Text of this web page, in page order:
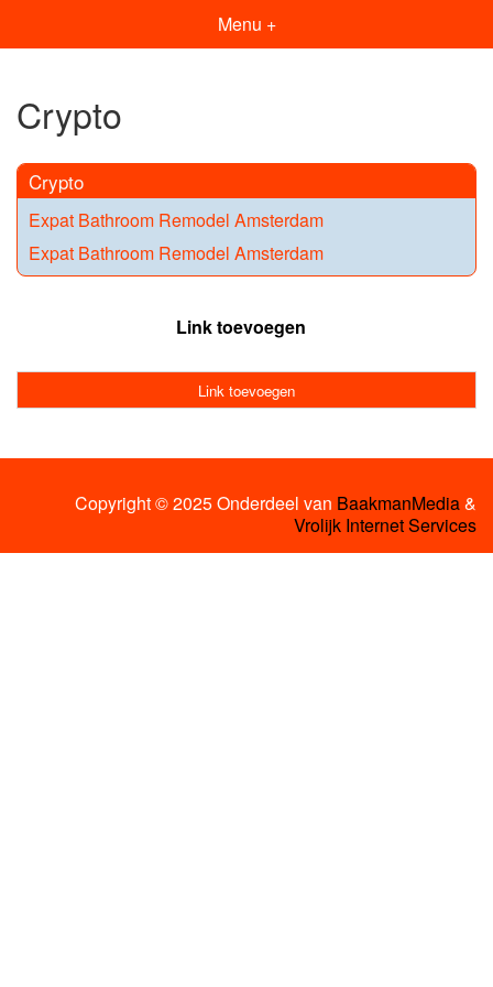
Menu +
Crypto
Crypto
Expat Bathroom Remodel Amsterdam
Expat Bathroom Remodel Amsterdam
Link toevoegen
Link toevoegen
Copyright © 2025 Onderdeel van BaakmanMedia&
Vrolijk Internet Services